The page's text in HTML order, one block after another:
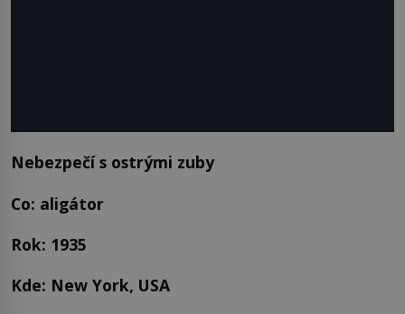
Nebezpečí s ostrými zuby
Co: aligátor
Rok: 1935
Kde: New York, USA